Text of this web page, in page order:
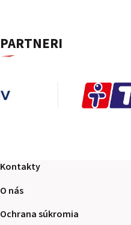
PARTNERI
Kontakty
O nás
Ochrana súkromia